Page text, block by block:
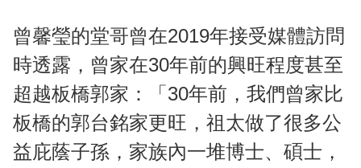
曾馨瑩的堂哥曾在2019年接受媒體訪問
時透露，曾家在30年前的興旺程度甚至
超越板橋郭家：「30年前，我們曾家比
板橋的郭台銘家更旺，祖太做了很多公
益庇蔭子孫，家族內一堆博士、碩士，